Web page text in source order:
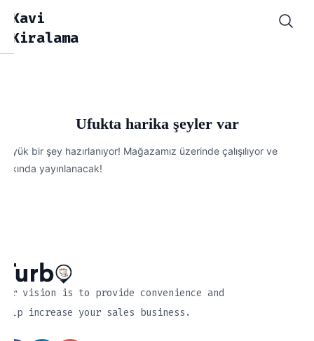
Kavi
Kiralama
Ufukta harika şeyler var
Büyük bir şey hazırlanıyor! Mağazamız üzerinde çalışılıyor ve
yakında yayınlanacak!
Our vision is to provide convenience and
help increase your sales business.